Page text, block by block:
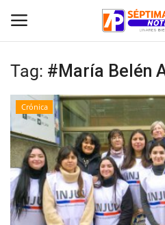
Inicio
Crónica
Policial
Tribunales
Tag: #María Belén
Crónica